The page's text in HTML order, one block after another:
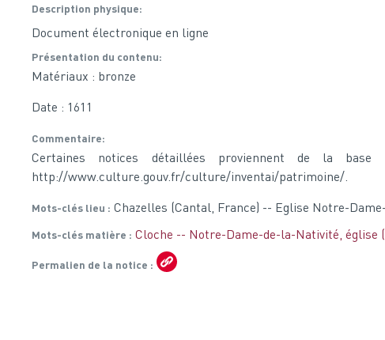
Description physique
Document électronique en ligne
Présentation du contenu
Matériaux : bronze
Date : 1611
Commentaire
Certaines notices détaillées proviennent de la
http://www.culture.gouv.fr/culture/inventai/patrimoine/.
Mots-clés lieu Chazelles (Cantal, France) -- Eglise Notre-
Mots-clés matière Cloche -- Notre-Dame-de-la-Nativité, église
Permalien de la notice